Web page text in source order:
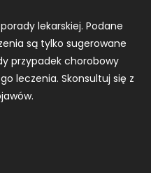
lekarskiej. Podane
są tylko sugerowane
przypadek chorobowy
leczenia. Skonsultuj się z